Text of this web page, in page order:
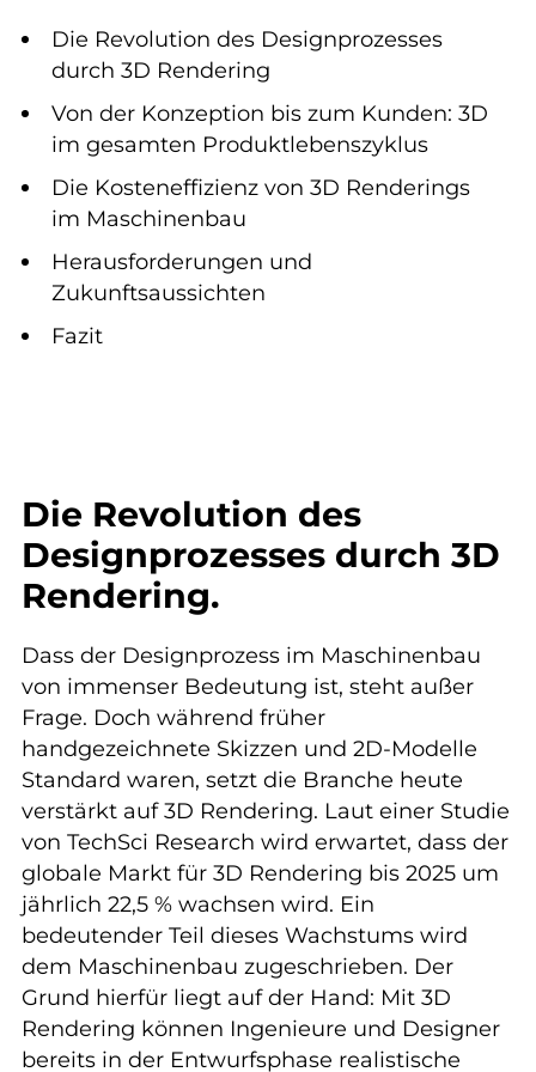
Die Revolution des Designprozesses
durch 3D Rendering
Von der Konzeption bis zum Kunden: 3D
im gesamten Produktlebenszyklus
Die Kosteneffizienz von 3D Renderings
im Maschinenbau
Herausforderungen und
Zukunftsaussichten
Fazit
Die Revolution des
Designprozesses durch 3D
Rendering.
Dass der Designprozess im Maschinenbau
von immenser Bedeutung ist, steht außer
Frage. Doch während früher
handgezeichnete Skizzen und 2D-Modelle
Standard waren, setzt die Branche heute
verstärkt auf 3D Rendering. Laut einer Studie
von TechSci Research wird erwartet, dass der
globale Markt für 3D Rendering bis 2025 um
jährlich 22,5 % wachsen wird. Ein
bedeutender Teil dieses Wachstums wird
dem Maschinenbau zugeschrieben. Der
Grund hierfür liegt auf der Hand: Mit 3D
Rendering können Ingenieure und Designer
bereits in der Entwurfsphase realistische